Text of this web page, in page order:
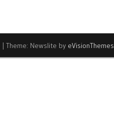
| Theme: Newslite by eVisionThemes